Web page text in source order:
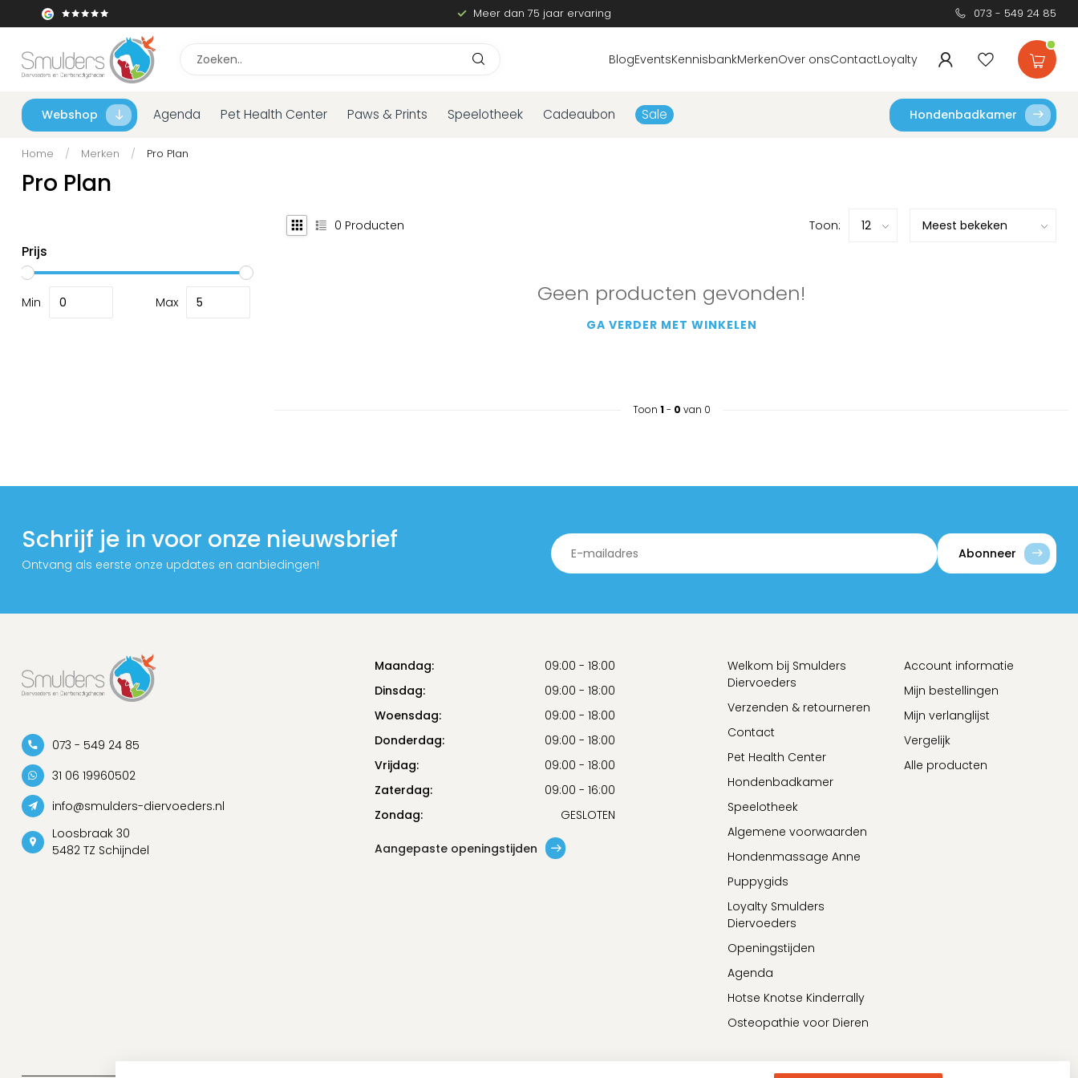
Meer dan 75 jaar ervaring 073 - 549 24 85
BlogEventsKennisbankMerkenOver onsContactLoyalty
Webshop Agenda Pet Health Center Paws & Prints Speelotheek Cadeaubon Sale Hondenbadkamer
Home / Merken / Pro Plan
Pro Plan
Prijs
Min Max
0 Producten Toon:
Geen producten gevonden!
GA VERDER MET WINKELEN
Toon 1- 0 van 0
Schrijf je in voor onze nieuwsbrief
Ontvang als eerste onze updates en aanbiedingen!
Abonneer
073 - 549 24 85
31 06 19960502
info@smulders-diervoeders.nl
Loosbraak 30
5482 TZ Schijndel
Maandag:
09:00 - 18:00
Dinsdag:
09:00 - 18:00
Woensdag:
09:00 - 18:00
Donderdag:
09:00 - 18:00
Vrijdag:
09:00 - 18:00
Zaterdag:
09:00 - 16:00
Zondag:
GESLOTEN
Aangepaste openingstijden
Welkom bij Smulders
Diervoeders
Verzenden & retourneren
Contact
Pet Health Center
Hondenbadkamer
Speelotheek
Algemene voorwaarden
Hondenmassage Anne
Puppygids
Loyalty Smulders
Diervoeders
Openingstijden
Agenda
Hotse Knotse Kinderrally
Osteopathie voor Dieren
Account informatie
Mijn bestellingen
Mijn verlanglijst
Vergelijk
Alle producten